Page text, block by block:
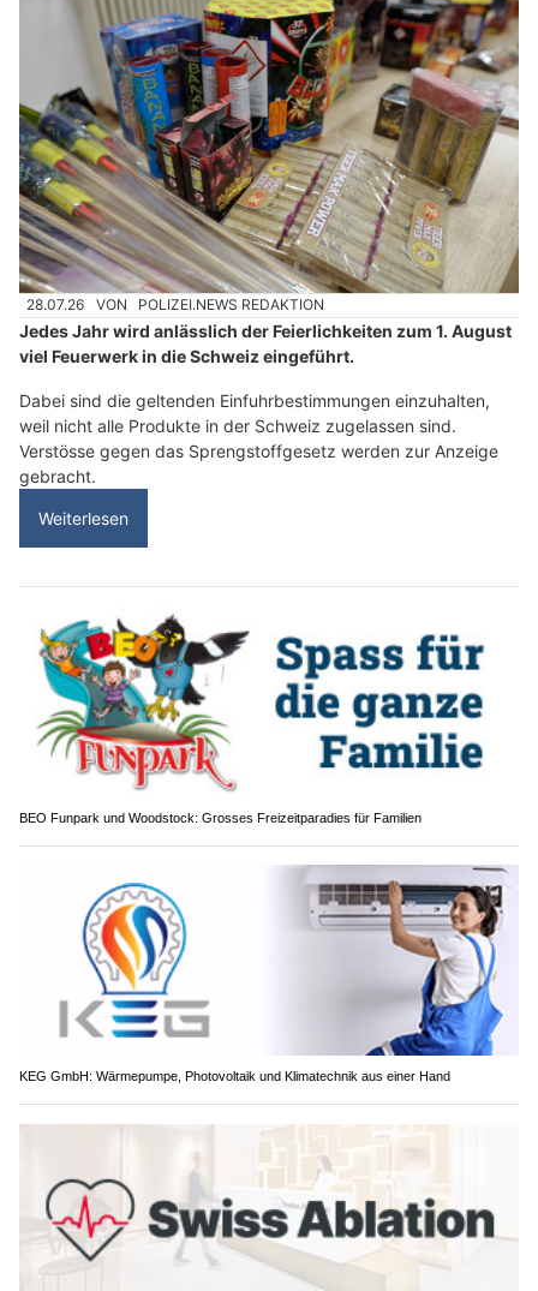
28.07.26 VON POLIZEI.NEWS REDAKTION
Jedes Jahr wird anlässlich der Feierlichkeiten zum 1. August
viel Feuerwerk in die Schweiz eingeführt.
Dabei sind die geltenden Einfuhrbestimmungen einzuhalten,
weil nicht alle Produkte in der Schweiz zugelassen sind.
Verstösse gegen das Sprengstoffgesetz werden zur Anzeige
gebracht.
Weiterlesen
BEO Funpark und Woodstock: Grosses Freizeitparadies für Familien
KEG GmbH: Wärmepumpe, Photovoltaik und Klimatechnik aus einer Hand